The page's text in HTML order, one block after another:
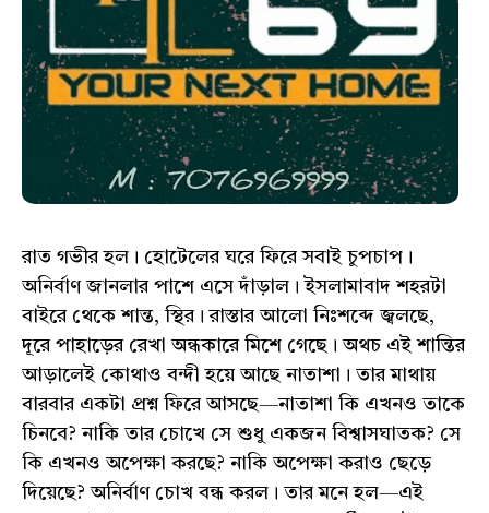
রাত গভীর হল। হোটেলের ঘরে ফিরে সবাই চুপচাপ।
অনির্বাণ জানলার পাশে এসে দাঁড়াল। ইসলামাবাদ শহরটা
বাইরে থেকে শান্ত, স্থির। রাস্তার আলো নিঃশব্দে জ্বলছে,
দূরে পাহাড়ের রেখা অন্ধকারে মিশে গেছে। অথচ এই শান্তির
আড়ালেই কোথাও বন্দী হয়ে আছে নাতাশা। তার মাথায়
বারবার একটা প্রশ্ন ফিরে আসছে—নাতাশা কি এখনও তাকে
চিনবে? নাকি তার চোখে সে শুধু একজন বিশ্বাসঘাতক? সে
কি এখনও অপেক্ষা করছে? নাকি অপেক্ষা করাও ছেড়ে
দিয়েছে? অনির্বাণ চোখ বন্ধ করল। তার মনে হল—এই